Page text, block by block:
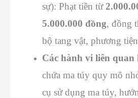
sự): Phạt tiền từ
5.000.000 đồng, đồng
bộ tang vật, phương
Các hành vi liên quan
chứa ma túy quy mô
cụ sử dụng ma túy,